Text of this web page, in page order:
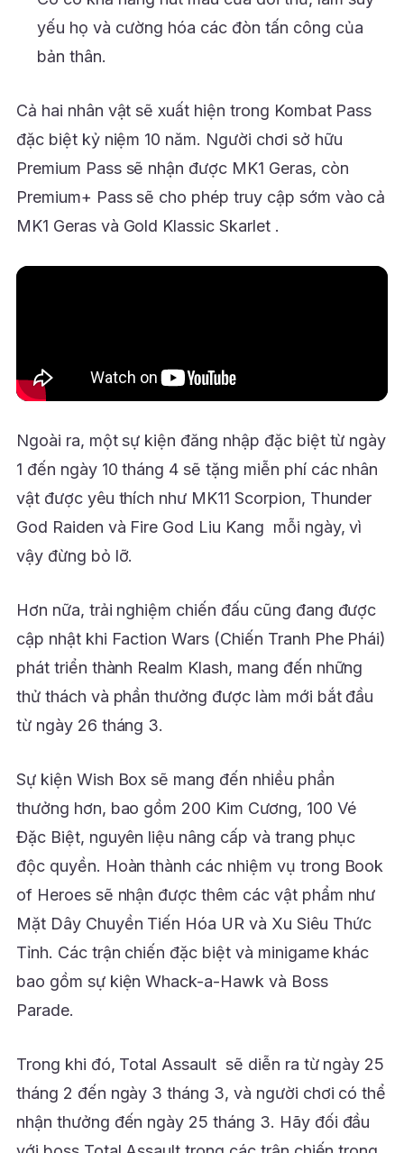
yếu họ và cường hóa các đòn tấn công của
bản thân.
Cả hai nhân vật sẽ xuất hiện trong Kombat Pass
đặc biệt kỷ niệm 10 năm. Người chơi sở hữu
Premium Pass sẽ nhận được MK1 Geras, còn
Premium+ Pass sẽ cho phép truy cập sớm vào cả
MK1 Geras và Gold Klassic Skarlet .
Ngoài ra, một sự kiện đăng nhập đặc biệt từ ngày
1 đến ngày 10 tháng 4 sẽ tặng miễn phí các nhân
vật được yêu thích như MK11 Scorpion, Thunder
God Raiden và Fire God Liu Kang mỗi ngày, vì
vậy đừng bỏ lỡ.
Hơn nữa, trải nghiệm chiến đấu cũng đang được
cập nhật khi Faction Wars (Chiến Tranh Phe Phái)
phát triển thành Realm Klash, mang đến những
thử thách và phần thưởng được làm mới bắt đầu
từ ngày 26 tháng 3.
Sự kiện Wish Box sẽ mang đến nhiều phần
thưởng hơn, bao gồm 200 Kim Cương, 100 Vé
Đặc Biệt, nguyên liệu nâng cấp và trang phục
độc quyền. Hoàn thành các nhiệm vụ trong Book
of Heroes sẽ nhận được thêm các vật phẩm như
Mặt Dây Chuyền Tiến Hóa UR và Xu Siêu Thức
Tỉnh. Các trận chiến đặc biệt và minigame khác
bao gồm sự kiện Whack-a-Hawk và Boss
Parade.
Trong khi đó, Total Assault sẽ diễn ra từ ngày 25
tháng 2 đến ngày 3 tháng 3, và người chơi có thể
nhận thưởng đến ngày 25 tháng 3. Hãy đối đầu